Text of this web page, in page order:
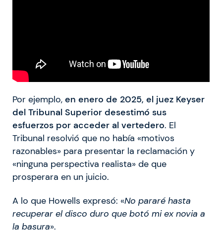
Por ejemplo, en enero de 2025, el juez Keyser
del Tribunal Superior desestimó sus
esfuerzos por acceder al vertedero. El
Tribunal resolvió que no había «motivos
razonables» para presentar la reclamación y
«ninguna perspectiva realista» de que
prosperara en un juicio.
A lo que Howells expresó: «No pararé hasta
recuperar el disco duro que botó mi ex novia a
la basura».